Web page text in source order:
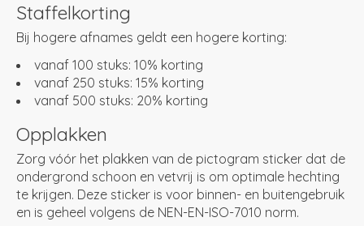
Staffelkorting
Bij hogere afnames geldt een hogere korting:
vanaf 100 stuks: 10% korting
vanaf 250 stuks: 15% korting
vanaf 500 stuks: 20% korting
Opplakken
Zorg vóór het plakken van de pictogram sticker dat de
ondergrond schoon en vetvrij is om optimale hechting
te krijgen. Deze sticker is voor binnen- en buitengebruik
en is geheel volgens de NEN-EN-ISO-7010 norm.